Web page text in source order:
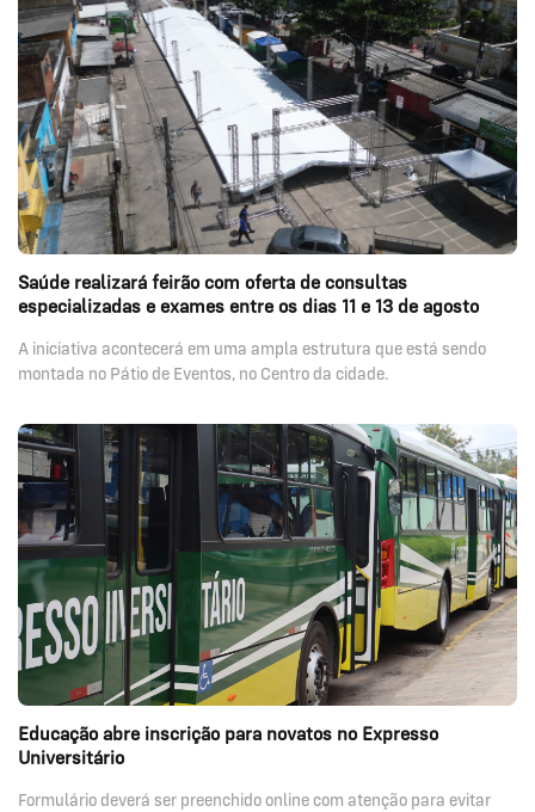
Saúde realizará feirão com oferta de consultas
especializadas e exames entre os dias 11 e 13 de agosto
A iniciativa acontecerá em uma ampla estrutura que está sendo
montada no Pátio de Eventos, no Centro da cidade.
Educação abre inscrição para novatos no Expresso
Universitário
Formulário deverá ser preenchido online com atenção para evitar